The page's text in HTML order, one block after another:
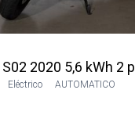
2020 5,6 kWh 2
Eléctrico AUTOMATICO